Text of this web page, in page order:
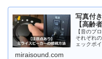
写真付
【高齢
【音のプ
それぞれ
ェックポ
miraisound.com